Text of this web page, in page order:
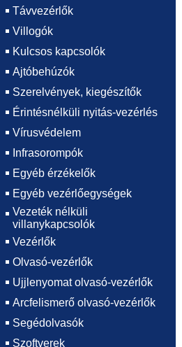
Távvezérlők
Villogók
Kulcsos kapcsolók
Ajtóbehúzók
Szerelvények, kiegészítők
Érintésnélküli nyitás-vezérlés
Vírusvédelem
Infrasorompók
Egyéb érzékelők
Egyéb vezérlőegységek
Vezeték nélküli
villanykapcsolók
Vezérlők
Olvasó-vezérlők
Ujjlenyomat olvasó-vezérlők
Arcfelismerő olvasó-vezérlők
Segédolvasók
Szoftverek